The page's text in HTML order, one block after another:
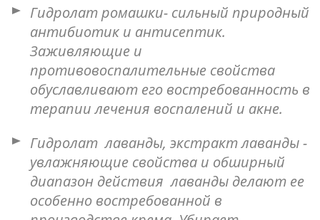
Гидролат ромашки- сильный природный
антибиотик и антисептик.
Заживляющие и
противовоспалительные свойства
обуславливают его востребованность в
терапии лечения воспалений и акне.
Гидролат лаванды, экстракт лаванды -
увлажняющие свойства и обширный
диапазон действия лаванды делают ее
особенно востребованной в